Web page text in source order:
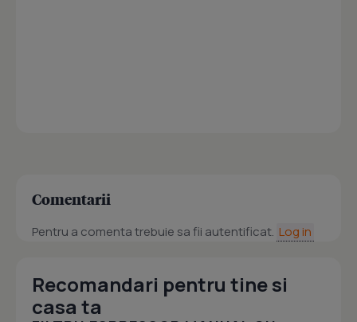
Comentarii
Pentru a comenta trebuie sa fii autentificat. Log in
Recomandari pentru tine si
casa ta